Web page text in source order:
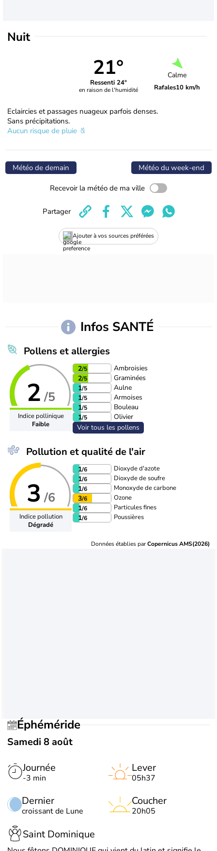
Nuit
21°
Ressenti 24°
en raison de l'humidité
Calme
Rafales10 km/h
Eclaircies et passages nuageux parfois denses.
Sans précipitations.
Aucun risque de pluie
Météo de demain Météo du week-end
Recevoir la météo de ma ville
Ajouter à vos sources préférées
Partager
Infos SANTÉ
Pollens et allergies
2 /5
Indice pollinique
Faible
2/5
Ambroisies
2/5
Graminées
1/5
Aulne
1/5
Armoises
1/5
Bouleau
1/5
Olivier
Voir tous les pollens
Pollution et qualité de l'air
3 /6
Indice pollution
Dégradé
1/6 Dioxyde d'azote
1/6 Dioxyde de soufre
1/6 Monoxyde de carbone
3/6 Ozone
1/6 Particules fines
1/6 Poussières
Données établies parCopernicus AMS(2026)
Éphéméride
Samedi 8 août
Journée
-3 min
Dernier
croissant de Lune
Lever
05h37
Coucher
20h05
Saint Dominique